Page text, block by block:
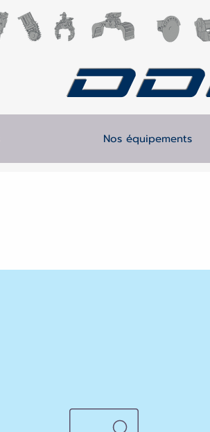
Nos équipements